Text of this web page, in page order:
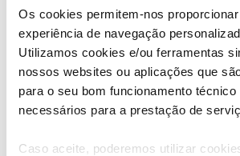
Os cookies permitem-nos
experiência de navegação
Utilizamos cookies e/ou ferramentas
nossos websites ou aplicações que
para o seu bom funcionamento técnico
necessários para a prestação de
Caso aceite, poderemos utilizar
F Flavia Souza Santana Lima
Boa tarde,@João H. enviado, obrigada!